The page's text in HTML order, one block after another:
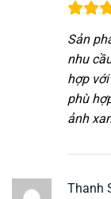
Sản
nhu
hợp
phù
ảnh
Thanh